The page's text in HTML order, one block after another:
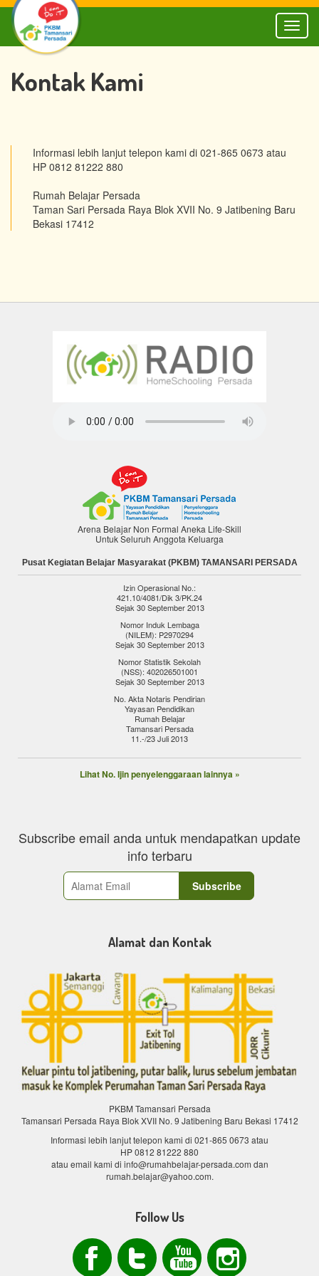
Kontak Kami
Informasi lebih lanjut telepon kami di 021-865 0673 atau
HP 0812 81222 880
Rumah Belajar Persada
Taman Sari Persada Raya Blok XVII No. 9 Jatibening Baru
Bekasi 17412
Arena Belajar Non Formal Aneka Life-Skill
Untuk Seluruh Anggota Keluarga
Pusat Kegiatan Belajar Masyarakat (PKBM) TAMANSARI PERSADA
Izin Operasional No.:
421.10/4081/Dik 3/PK.24
Sejak 30 September 2013
Nomor Induk Lembaga
(NILEM): P2970294
Sejak 30 September 2013
Nomor Statistik Sekolah
(NSS): 402026501001
Sejak 30 September 2013
No. Akta Notaris Pendirian
Yayasan Pendidikan
Rumah Belajar
Tamansari Persada
11.-/23 Juli 2013
Lihat No. Ijin penyelenggaraan lainnya »
Subscribe email anda untuk mendapatkan update
info terbaru
Alamat dan Kontak
PKBM Tamansari Persada
Tamansari Persada Raya Blok XVII No. 9 Jatibening Baru Bekasi 17412
Informasi lebih lanjut telepon kami di 021-865 0673 atau
HP 0812 81222 880
atau email kami di info@rumahbelajar-persada.com dan
rumah.belajar@yahoo.com.
Follow Us